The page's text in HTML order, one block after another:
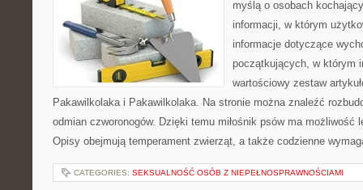
myślą o osobach
informacji, w którym
informacje dotyczące
początkujących, w którym
wartościowy zestaw
Pakawilkolaka i Pakawilkolaka. Na stronie można znaleźć
odmian czworonogów. Dzięki temu miłośnik psów ma możliwość
Opisy obejmują temperament zwierząt, a także codzienne
CATEGORIES: SEKSUALNOŚĆ OSÓB Z NIEPEŁNOSPRAWNOŚCIAMI